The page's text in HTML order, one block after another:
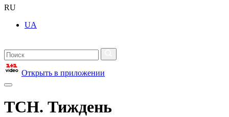
RU
UA
Открыть в приложении
ТСН. Тиждень